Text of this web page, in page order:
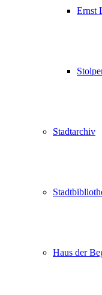
Ernst
Stadtarchiv
Haus der